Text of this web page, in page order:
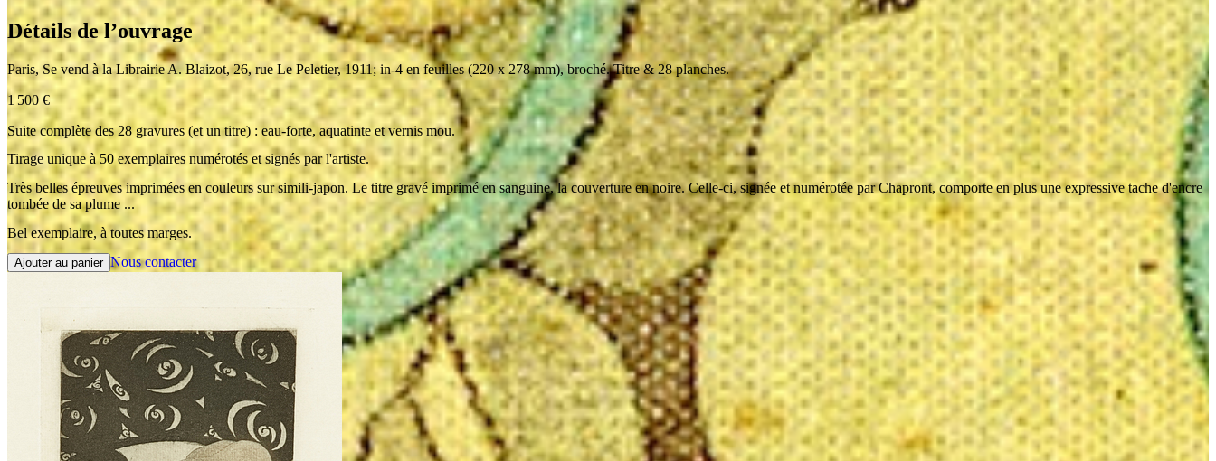
Détails de l’ouvrage
Paris, Se vend à la Librairie A. Blaizot, 26, rue Le Peletier,1911; in-4 en feuilles (220 x 278 mm), broché. Titre & 28 planches.
1 500 €
Suite complète des 28 gravures (et un titre) : eau-forte, aquatinte et vernis mou.
Tirage unique à 50 exemplaires numérotés et signés par l'artiste.
Très belles épreuves imprimées en couleurs sur simili-japon. Le titre gravé imprimé en sanguine, la couverture en noire. Celle-ci, signée et numérotée par Chapront, comporte en plus une expressive tache d'encre
tombée de sa plume ...
Bel exemplaire, à toutes marges.
Ajouter au panier Nous contacter